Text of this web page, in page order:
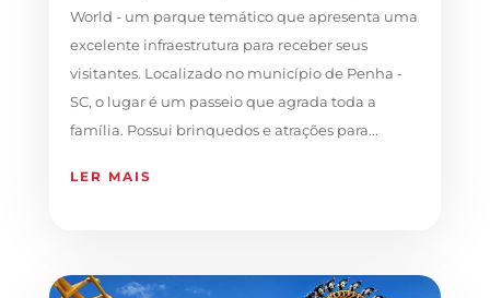
World - um parque temático que apresenta uma
excelente infraestrutura para receber seus
visitantes. Localizado no município de Penha -
SC, o lugar é um passeio que agrada toda a
família. Possui brinquedos e atrações para...
LER MAIS